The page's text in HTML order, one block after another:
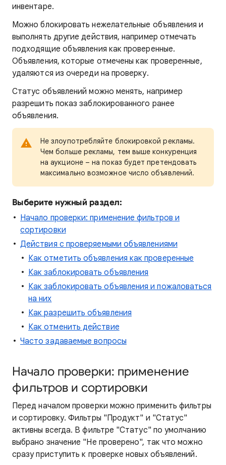
инвентаре.
Можно блокировать нежелательные объявления и
выполнять другие действия, например отмечать
подходящие объявления как проверенные.
Объявления, которые отмечены как проверенные,
удаляются из очереди на проверку.
Статус объявлений можно менять, например
разрешить показ заблокированного ранее
объявления.
Не злоупотребляйте блокировкой рекламы.
Чем больше рекламы, тем выше конкуренция
на аукционе – на показ будет претендовать
максимально возможное число объявлений.
Выберите нужный раздел:
Начало проверки: применение фильтров и
сортировки
Действия с проверяемыми объявлениями
Как отметить объявления как проверенные
Как заблокировать объявления
Как заблокировать объявления и пожаловаться
на них
Как разрешить объявления
Как отменить действие
Часто задаваемые вопросы
Начало проверки: применение
фильтров и сортировки
Перед началом проверки можно применить фильтры
и сортировку. Фильтры "Продукт" и "Статус"
активны всегда. В фильтре "Статус" по умолчанию
выбрано значение "Не проверено", так что можно
сразу приступить к проверке новых объявлений.